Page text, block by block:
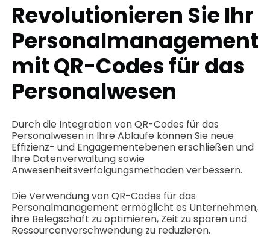
Revolutionieren Sie Ihr
Personalmanagement
mitQR-Codes für das
Personalwesen
Durch die Integration von QR-Codes für das
Personalwesen in Ihre Abläufe können Sie neue
Effizienz- und Engagementebenen erschließen und
Ihre Datenverwaltung sowie
Anwesenheitsverfolgungsmethoden verbessern.
Die Verwendung von QR-Codes für das
Personalmanagement ermöglicht es Unternehmen,
ihre Belegschaft zu optimieren, Zeit zu sparen und
Ressourcenverschwendung zu reduzieren.